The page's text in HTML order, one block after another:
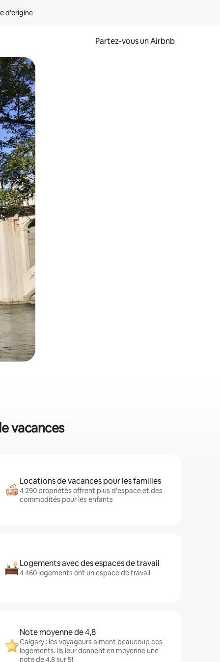
d'origine
Partez-vous un Airbnb
en les faisant glisser.
vacances
Locations de vacances pour les familles
4 290 propriétés offrent plus d'espace et des
commodités pour les enfants
Logements avec des espaces de travail
4 460 logements ont un espace de travail
Note moyenne de 4,8
Calgary : les voyageurs aiment beaucoup ces
logements. Ils leur donnent en moyenne une
note de 4,8 sur 5!